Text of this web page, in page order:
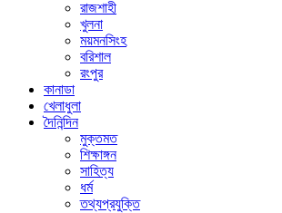
রাজশাহী
খুলনা
ময়মনসিংহ
বরিশাল
রংপুর
কানাডা
খেলাধুলা
দৈনিন্দিন
মুক্তমত
শিক্ষাঙ্গন
সাহিত্য
ধর্ম
তথ্যপ্রযুক্তি